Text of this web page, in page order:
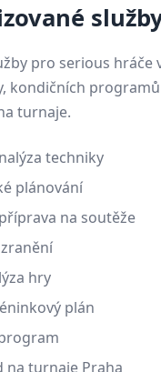
pro serious hráče
kondičních
turnaje.
techniky
plánování
na soutěže
hry
plán
na turnaje Praha